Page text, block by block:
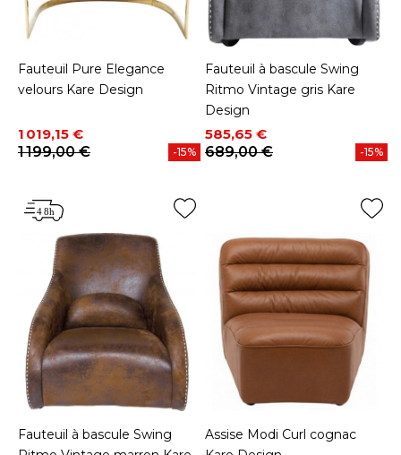
Fauteuil Pure Elegance
velours Kare Design
Prix
1 019,15 €
Prix de base
1 199,00 €
-15%
Fauteuil à bascule Swing
Ritmo Vintage gris Kare
Design
Prix
585,65 €
Prix de base
689,00 €
-15%
Fauteuil à bascule Swing
Assise Modi Curl cognac